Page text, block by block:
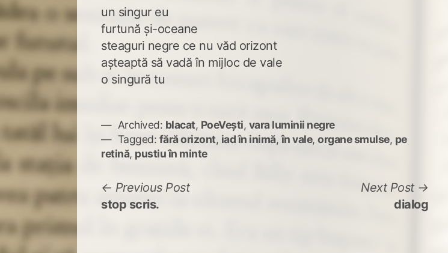
un singur eu
furtună și-oceane
steaguri negre ce nu văd orizont
așteaptă să vadă în mijloc de vale
o singură tu
Archived: blacat, PoeVești, vara luminii negre
Tagged: fără orizont, iad în inimă,în vale,organe smulse, pe
retină, pustiu în minte
Navigare
în
Previous PostPrevious
stop scris.
Next Post
post:
dialog